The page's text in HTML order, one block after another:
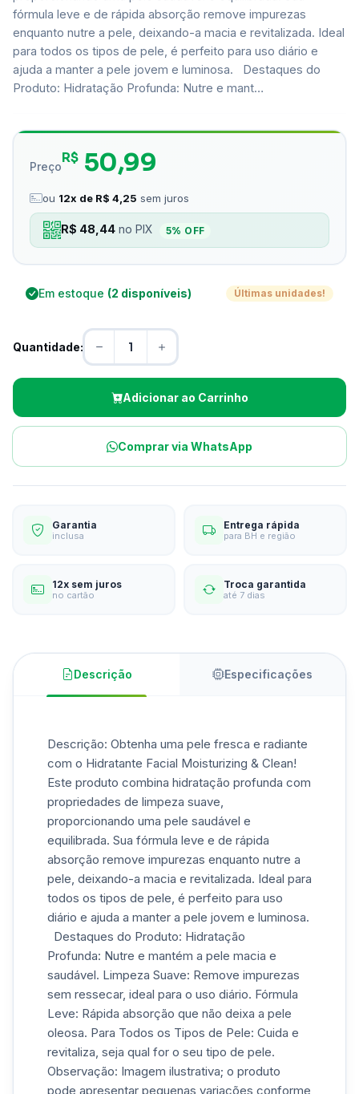
fórmula leve e de rápida absorção remove impurezas
enquanto nutre a pele, deixando-a macia e revitalizada. Ideal
para todos os tipos de pele, é perfeito para uso diário e
ajuda a manter a pele jovem e luminosa. Destaques do
Produto: Hidratação Profunda: Nutre e mant…
Preço
R$ 50,99
ou 12x de R$ 4,25 sem juros
R$ 48,44 no PIX 5% OFF
Em estoque (2 disponíveis) Últimas unidades!
Quantidade:
Adicionar ao Carrinho
Comprar via WhatsApp
Garantia
inclusa
Entrega rápida
para BH e região
12x sem juros
no cartão
Troca garantida
até 7 dias
Descrição Especificações
Descrição: Obtenha uma pele fresca e radiante
com o Hidratante Facial Moisturizing & Clean!
Este produto combina hidratação profunda com
propriedades de limpeza suave,
proporcionando uma pele saudável e
equilibrada. Sua fórmula leve e de rápida
absorção remove impurezas enquanto nutre a
pele, deixando-a macia e revitalizada. Ideal para
todos os tipos de pele, é perfeito para uso
diário e ajuda a manter a pele jovem e luminosa.
Destaques do Produto: Hidratação
Profunda: Nutre e mantém a pele macia e
saudável. Limpeza Suave: Remove impurezas
sem ressecar, ideal para o uso diário. Fórmula
Leve: Rápida absorção que não deixa a pele
oleosa. Para Todos os Tipos de Pele: Cuida e
revitaliza, seja qual for o seu tipo de pele.
Observação: Imagem ilustrativa; o produto
pode apresentar pequenas variações conforme